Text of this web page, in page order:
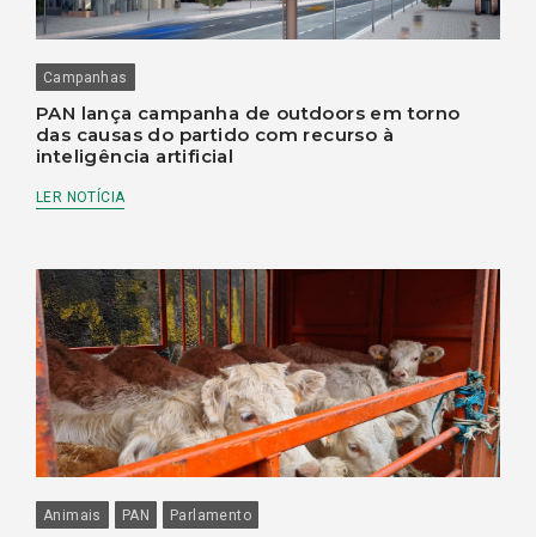
Campanhas
PAN lança campanha de outdoors em torno
das causas do partido com recurso à
inteligência artificial
LER NOTÍCIA
Animais PAN Parlamento